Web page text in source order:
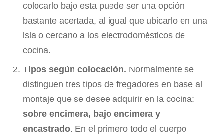
colocarlo bajo esta puede ser una opción
bastante acertada, al igual que ubicarlo en una
isla o cercano a los electrodomésticos de
cocina.
Tipos según colocación. Normalmente se
distinguen tres tipos de fregadores en base al
montaje que se desee adquirir en la cocina:
sobre encimera, bajo encimera y
encastrado. En el primero todo el cuerpo